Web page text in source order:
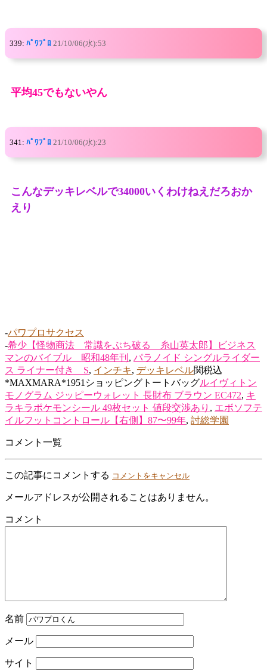
339: ﾊﾟﾜﾌﾟﾛ 21/10/06(水):53
平均45でもないやん
341: ﾊﾟﾜﾌﾟﾛ 21/10/06(水):23
こんなデッキレベルで34000いくわけねえだろおか
えり
-パワプロサクセス
-希少【怪物商法 常識をぶち破る 糸山英太郎】ビジネス
マンのバイブル 昭和48年刊 , パラノイド シングルライダー
ス ライナー付き S, インチキ, デッキレベル関税込
*MAXMARA*1951ショッピングトートバッグルイヴィトン
モノグラム ジッピーウォレット 長財布 ブラウン EC472, キ
ラキラポケモンシール 49枚セット 値段交渉あり , エボソフテ
イルフットコントロール【右側】87〜99年, 討総学園
コメント一覧
この記事にコメントする コメントをキャンセル
メールアドレスが公開されることはありません。
コメント
名前
メール
サイト